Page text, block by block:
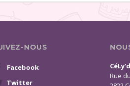
NOUS
Facebook
Twitter
Rue